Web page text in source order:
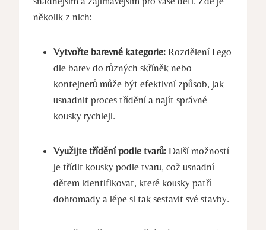
několik z nich:
Vytvořte barevné kategorie: Rozdělení Lego
dle barev do různých skříněk nebo
kontejnerů může ‍být‍ efektivní způsob, ​jak
usnadnit proces třídění a najít správné
kousky rychleji.
Využijte třídění podle tvarů: Další možností
je třídit​ kousky podle tvaru, což usnadní
dětem identifikovat,‌ které kousky⁣ patří
dohromady‍ a lépe si⁣ tak sestavit své stavby.